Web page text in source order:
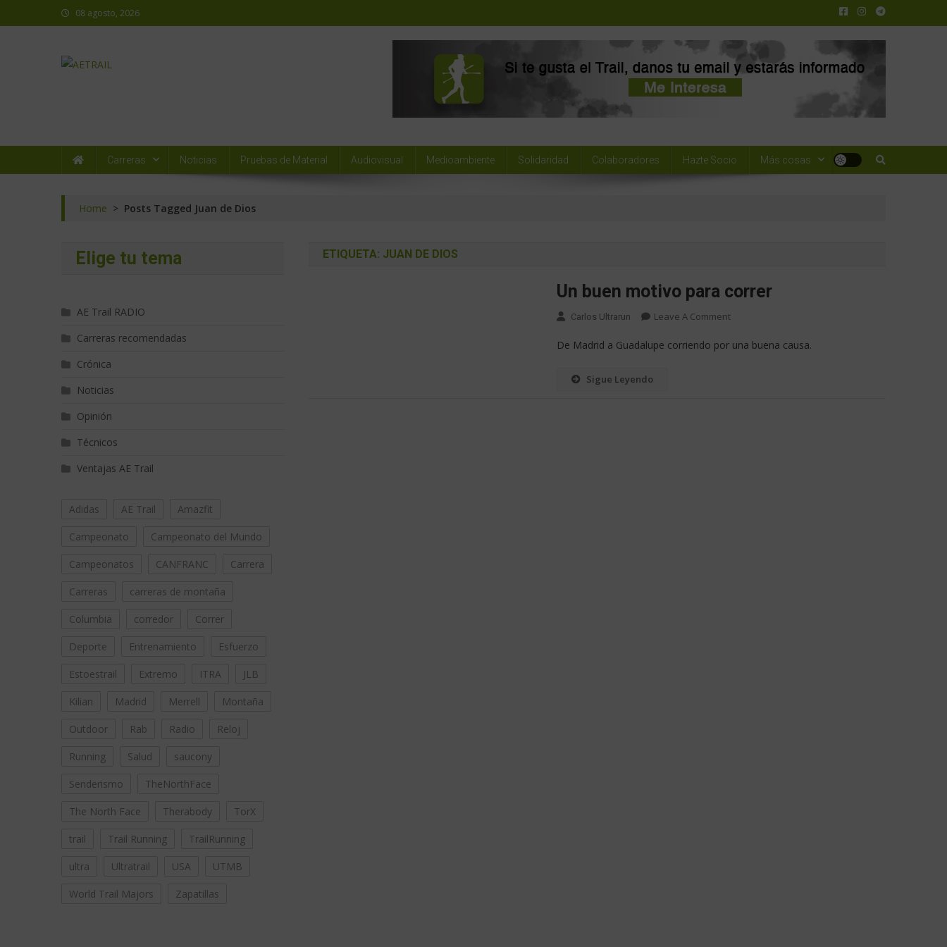
08 agosto, 2026
Carreras Noticias Pruebas de Material Audiovisual Medioambiente Solidaridad Colaboradores Hazte Socio Más cosas
Home > Posts Tagged Juan de Dios
ETIQUETA: JUAN DE DIOS
Un buen motivo para correr
Carlos Ultrarun Leave A Comment
De Madrid a Guadalupe corriendo por una buena causa.
Sigue Leyendo
Elige tu tema
AE Trail RADIO
Carreras recomendadas
Crónica
Noticias
Opinión
Técnicos
Ventajas AE Trail
Adidas AE Trail Amazfit
Campeonato Campeonato del Mundo
Campeonatos CANFRANC Carrera
Carreras carreras de montaña
Columbia corredor Correr
Deporte Entrenamiento Esfuerzo
Estoestrail Extremo ITRA JLB
Kilian Madrid Merrell Montaña
Outdoor Rab Radio Reloj
Running Salud saucony
Senderismo TheNorthFace
The North Face Therabody TorX
trail Trail Running TrailRunning
ultra Ultratrail USA UTMB
World Trail Majors Zapatillas